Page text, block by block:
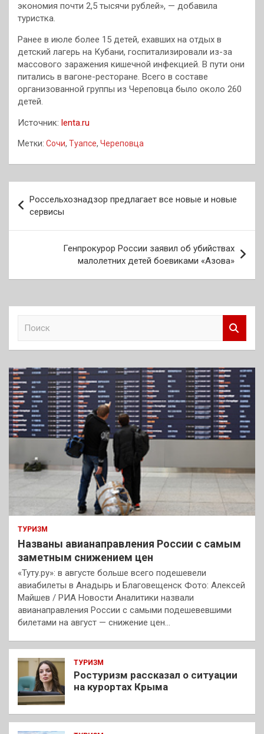
экономия почти 2,5 тысячи рублей», — добавила
туристка.
Ранее в июле более 15 детей, ехавших на отдых в
детский лагерь на Кубани, госпитализировали из-за
массового заражения кишечной инфекцией. В пути они
питались в вагоне-ресторане. Всего в составе
организованной группы из Череповца было около 260
детей.
Источник: lenta.ru
Метки: Сочи, Туапсе, Череповца
по
записям
Россельхознадзор предлагает все новые и новые
сервисы
Генпрокурор России заявил об убийствах
малолетних детей боевиками «Азова»
к
ТУРИЗМ
Названы авианаправления России с самым
заметным снижением цен
«Туту.ру»: в августе больше всего подешевели
авиабилеты в Анадырь и Благовещенск Фото: Алексей
Майшев / РИА Новости Аналитики назвали
авианаправления России с самыми подешевевшими
билетами на август — снижение цен…
ТУРИЗМ
Ростуризм рассказал о ситуации
на курортах Крыма